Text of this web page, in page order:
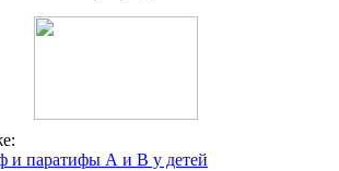
и паратифы А и В у детей